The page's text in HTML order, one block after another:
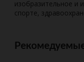
изобразительное и
спорте,